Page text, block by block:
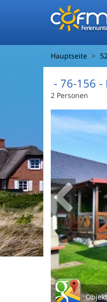
Hauptseite
- 76-156 -
2 Personen